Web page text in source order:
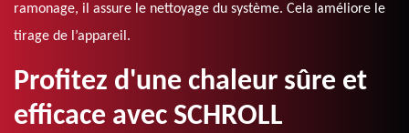
ramonage, il assure le nettoyage du système. Cela améliore le
tirage de l’appareil.
Profitez d'une chaleur sûre et
efficace avec SCHROLL